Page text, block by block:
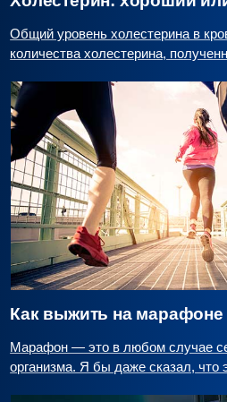
Общий уровень холестерина в
количества холестерина,
Как выжить на марафоне
Марафон — это в любом случае
организма. Я бы даже сказал, что